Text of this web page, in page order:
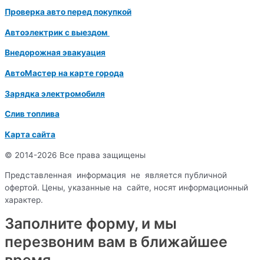
Проверка авто перед покупкой
Автоэлектрик с выездом
Внедорожная эвакуация
АвтоМастер на карте города
Зарядка электромобиля
Слив топлива
Карта сайта
© 2014-2026 Все права защищены
Представленная информация не является публичной
офертой. Цены, указанные на сайте, носят информационный
характер.
Заполните форму, и мы
перезвоним вам в ближайшее